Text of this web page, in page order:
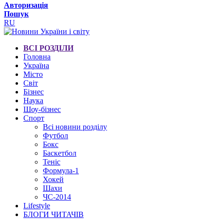
Авторизація
Пошук
RU
ВСІ РОЗДІЛИ
Головна
Україна
Місто
Світ
Бізнес
Наука
Шоу-бізнес
Спорт
Всі новини розділу
Футбол
Бокс
Баскетбол
Теніс
Формула-1
Хокей
Шахи
ЧС-2014
Lifestyle
БЛОГИ ЧИТАЧІВ